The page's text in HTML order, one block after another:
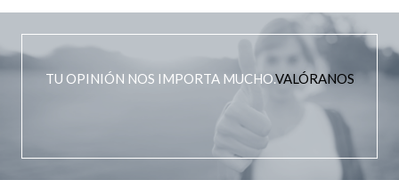
TU OPINIÓN NOS IMPORTA MUCHO.VALÓRANOS